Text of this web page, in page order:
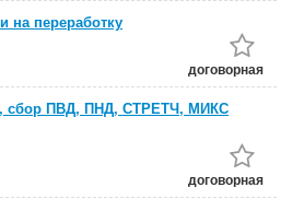
на переработку
договорная
сбор ПВД, ПНД, СТРЕТЧ, МИКС
договорная